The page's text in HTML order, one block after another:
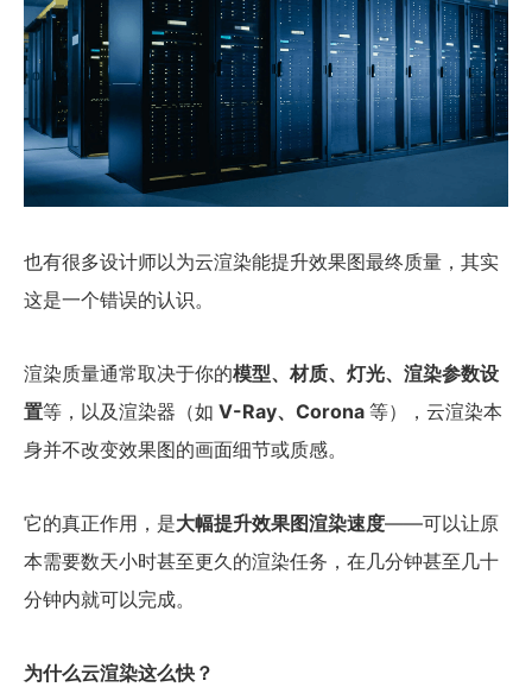
也有很多设计师以为云渲染能提升效果图最终质量，其实
这是一个错误的认识。
渲染质量通常取决于你的模型、材质、灯光、渲染参数设
置等，以及渲染器（如 V-Ray、Corona 等），云渲染本
身并不改变效果图的画面细节或质感。
它的真正作用，是大幅提升效果图渲染速度——可以让原
本需要数天小时甚至更久的渲染任务，在几分钟甚至几十
分钟内就可以完成。
为什么云渲染这么快？